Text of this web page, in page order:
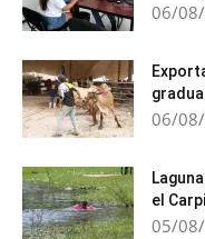
06/
06/
el
05/